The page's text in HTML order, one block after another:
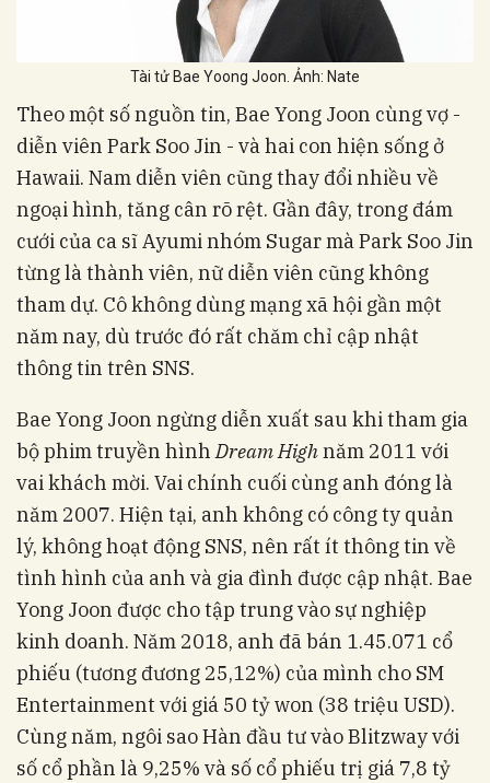
Tài tử Bae Yoong Joon. Ảnh: Nate
Theo một số nguồn tin, Bae Yong Joon cùng vợ -
diễn viên Park Soo Jin - và hai con hiện sống ở
Hawaii. Nam diễn viên cũng thay đổi nhiều về
ngoại hình, tăng cân rõ rệt. Gần đây, trong đám
cưới của ca sĩ Ayumi nhóm Sugar mà Park Soo Jin
từng là thành viên, nữ diễn viên cũng không
tham dự. Cô không dùng mạng xã hội gần một
năm nay, dù trước đó rất chăm chỉ cập nhật
thông tin trên SNS.
Bae Yong Joon ngừng diễn xuất sau khi tham gia
bộ phim truyền hìnhDream Highnăm 2011 với
vai khách mời. Vai chính cuối cùng anh đóng là
năm 2007. Hiện tại, anh không có công ty quản
lý, không hoạt động SNS, nên rất ít thông tin về
tình hình của anh và gia đình được cập nhật. Bae
Yong Joon được cho tập trung vào sự nghiệp
kinh doanh. Năm 2018, anh đã bán 1.45.071 cổ
phiếu (tương đương 25,12%) của mình cho SM
Entertainment với giá 50 tỷ won (38 triệu USD).
Cùng năm, ngôi sao Hàn đầu tư vào Blitzway với
số cổ phần là 9,25% và số cổ phiếu trị giá 7,8 tỷ